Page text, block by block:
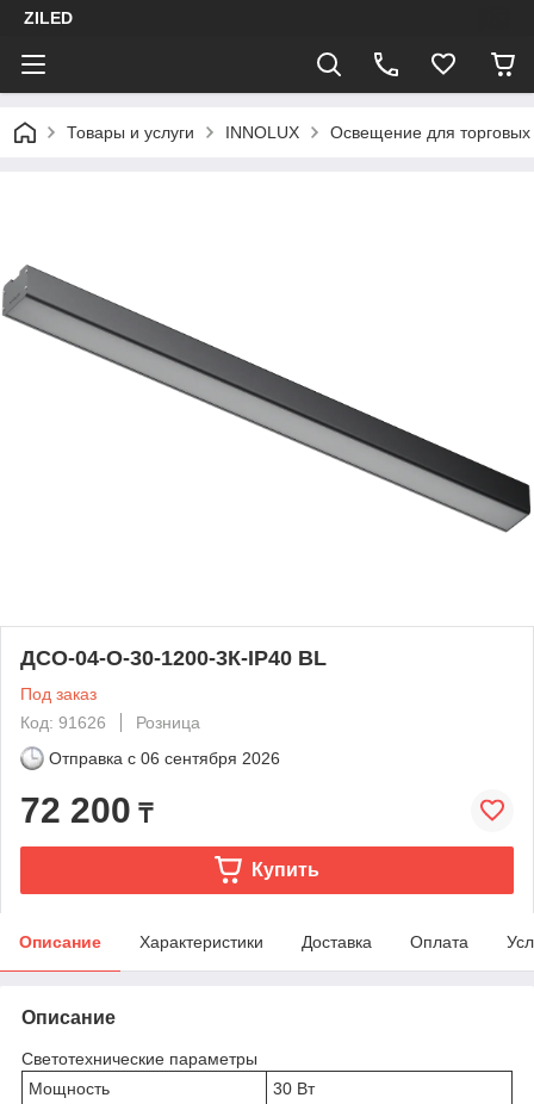
ZILED
Товары и услуги INNOLUX Освещение для торговых
ДСО-04-О-30-1200-3К-IP40 BL
Под заказ
Код: 91626
Розница
Отправка с 06 сентября 2026
72 200 ₸
Купить
Описание Характеристики Доставка Оплата
Описание
Светотехнические параметры
Мощность
30 Вт